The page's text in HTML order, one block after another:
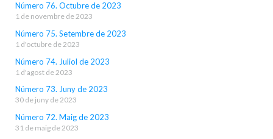
Número 76. Octubre de 2023
1 de novembre de 2023
Número 75. Setembre de 2023
1 d'octubre de 2023
Número 74. Juliol de 2023
1 d'agost de 2023
Número 73. Juny de 2023
30 de juny de 2023
Número 72. Maig de 2023
31 de maig de 2023